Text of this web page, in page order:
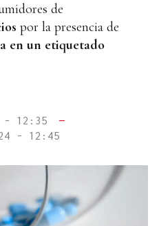
de
por la presencia de
en un etiquetado
- 12:35
—
- 12:45